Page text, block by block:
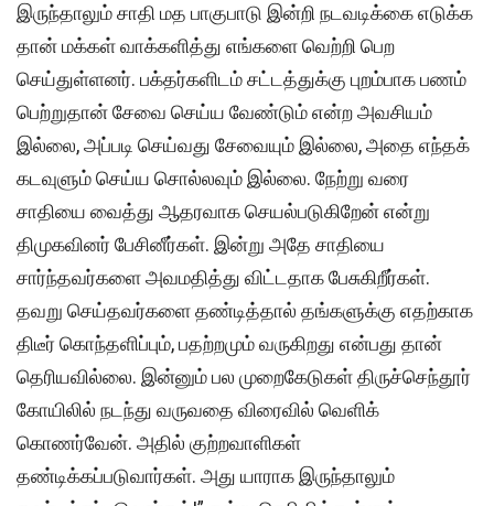
இருந்தாலும் சாதி மத பாகுபாடு இன்றி நடவடிக்கை எடுக்க
தான் மக்கள் வாக்களித்து எங்களை வெற்றி பெற
செய்துள்ளனர். பக்தர்களிடம் சட்டத்துக்கு புறம்பாக பணம்
பெற்றுதான் சேவை செய்ய வேண்டும் என்ற அவசியம்
இல்லை, அப்படி செய்வது சேவையும் இல்லை, அதை எந்தக்
கடவுளும் செய்ய சொல்லவும் இல்லை. நேற்று வரை
சாதியை வைத்து ஆதரவாக செயல்படுகிறேன் என்று
திமுகவினர் பேசினீர்கள். இன்று அதே சாதியை
சார்ந்தவர்களை அவமதித்து விட்டதாக பேசுகிறீர்கள்.
தவறு செய்தவர்களை தண்டித்தால் தங்களுக்கு எதற்காக
திடீர் கொந்தளிப்பும், பதற்றமும் வருகிறது என்பது தான்
தெரியவில்லை. இன்னும் பல முறைகேடுகள் திருச்செந்தூர்
கோயிலில் நடந்து வருவதை விரைவில் வெளிக்
கொணர்வேன். அதில் குற்றவாளிகள்
தண்டிக்கப்படுவார்கள். அது யாராக இருந்தாலும்